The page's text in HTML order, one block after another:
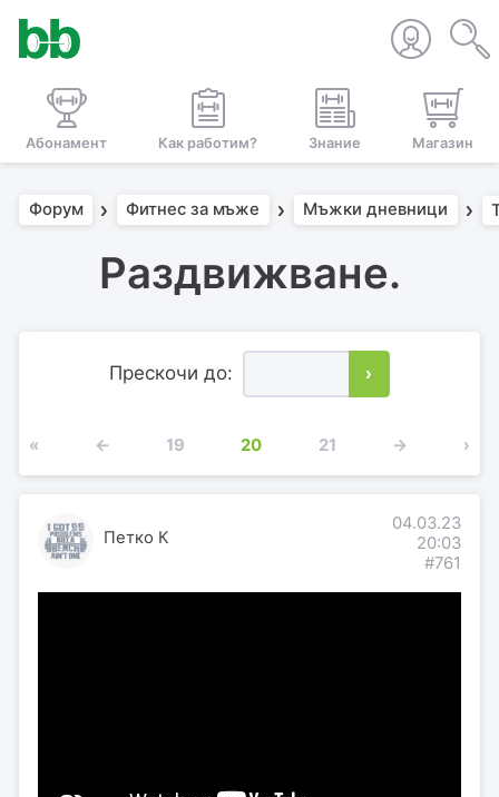
Абонамент Как работим? Знание Магазин
Форум Фитнес за мъже Мъжки дневници
Раздвижване.
Прескочи до: ›
« ← 19 20 21 → ›
Петко К
04.03.23
20:03
#761